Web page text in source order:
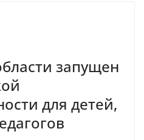
запущен
для детей,